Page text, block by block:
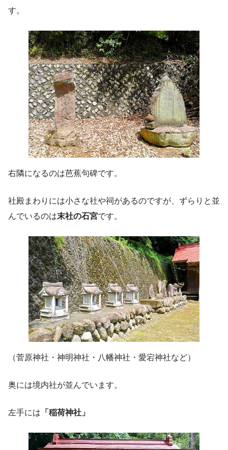
す。
右隣になるのは芭蕉句碑です。
社殿まわりには小さな社や祠があるのですが、ずらりと並
んでいるのは末社の石宮です。
（菅原神社・神明神社・八幡神社・愛宕神社など）
奥には境内社が並んでいます。
左手には 「稲荷神社」